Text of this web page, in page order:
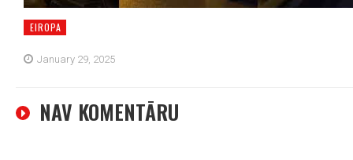
EIROPA
January 29, 2025
NAV KOMENTĀRU